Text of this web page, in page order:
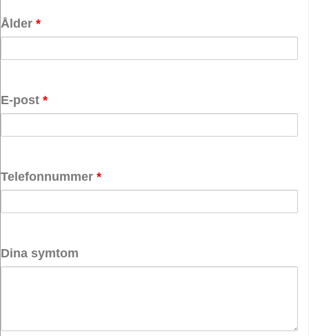
Ålder *
E-post *
Telefonnummer *
Dina symtom